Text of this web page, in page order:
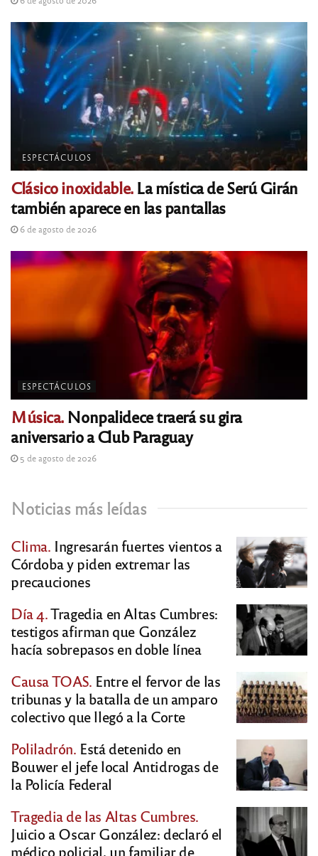
ESPECTÁCULOS
Clásico inoxidable.La mística de Serú Girán
también aparece en las pantallas
6 de agosto de 2026
ESPECTÁCULOS
Música.Nonpalidece traerá su gira
aniversario a Club Paraguay
5 de agosto de 2026
Noticias más leídas
Clima. Ingresarán fuertes vientos a
Córdoba y piden extremar las
precauciones
Día 4.Tragedia en Altas Cumbres:
testigos afirman que González
hacía sobrepasos en doble línea
Causa TOAS. Entre el fervor de las
tribunas y la batalla de un amparo
colectivo que llegó a la Corte
Poliladrón. Está detenido en
Bouwer el jefe local Antidrogas de
la Policía Federal
Tragedia de las Altas Cumbres.
Juicio a Oscar González: declaró el
médico policial, un familiar de